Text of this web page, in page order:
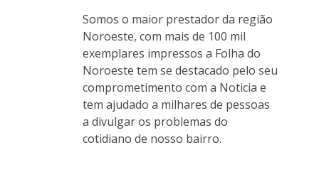
Somos o maior prestador da região
Noroeste, com mais de 100 mil
exemplares impressos a Folha do
Noroeste tem se destacado pelo seu
comprometimento com a Noticia e
tem ajudado a milhares de pessoas
a divulgar os problemas do
cotidiano de nosso bairro.